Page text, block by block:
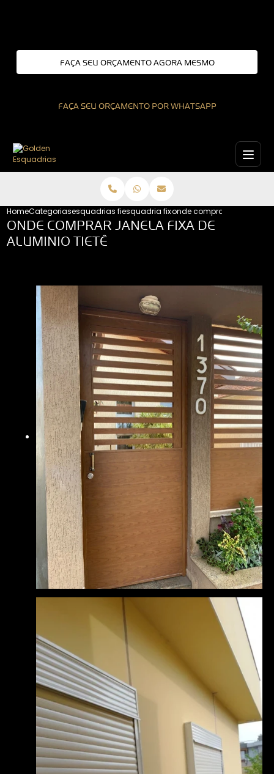
FAÇA SEU ORÇAMENTO AGORA MESMO
FAÇA SEU ORÇAMENTO POR WHATSAPP
HomeCategoriasesquadrias fixasesquadria fixa de aluminio
onde comprar janela fixa
ONDE COMPRAR JANELA FIXA DE
ALUMINIO TIETÊ